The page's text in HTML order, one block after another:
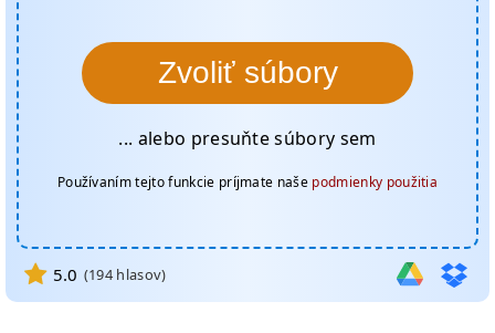
Zvoliť súbory
... alebo presuňte súbory sem
Používaním tejto funkcie príjmate naše podmienky použitia
5.0 (194 hlasov)